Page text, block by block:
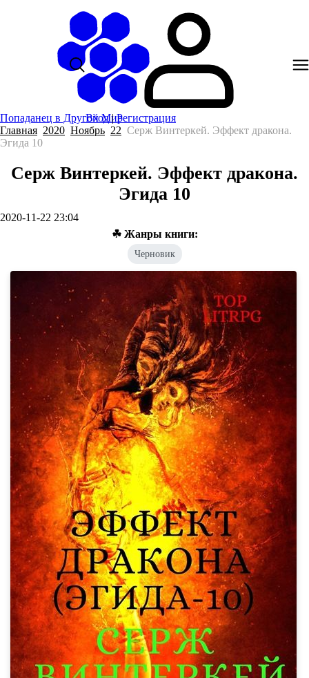
Попаданец в Другой Мир
Вход|Регистрация
Главная 2020 Ноябрь 22 Серж Винтеркей. Эффект дракона.
Эгида 10
Серж Винтеркей. Эффект дракона.
Эгида 10
2020-11-22 23:04
☘ Жанры книги:
Черновик